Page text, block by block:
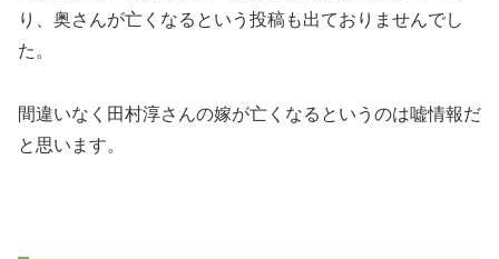
り、奥さんが亡くなるという投稿も出ておりませんでし
た。
間違いなく田村淳さんの嫁が亡くなるというのは嘘情報だ
と思います。